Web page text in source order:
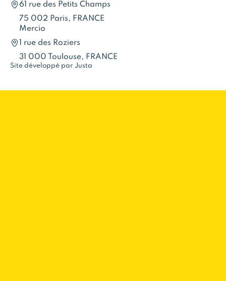
61 rue des Petits Champs
75 002 Paris, FRANCE
Mercio
1 rue des Roziers
31 000 Toulouse, FRANCE
Site développé par Justa